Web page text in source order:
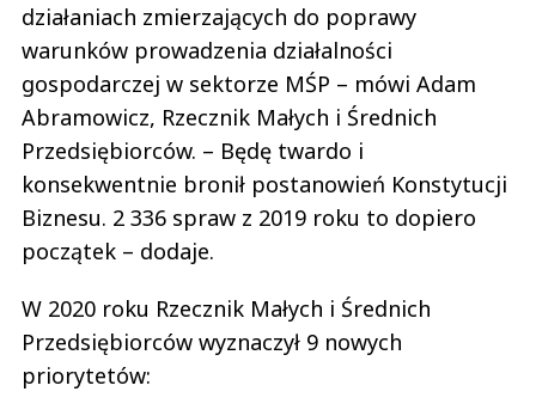
działaniach zmierzających do poprawy
warunków prowadzenia działalności
gospodarczej w sektorze MŚP – mówi Adam
Abramowicz, Rzecznik Małych i Średnich
Przedsiębiorców. – Będę twardo i
konsekwentnie bronił postanowień Konstytucji
Biznesu. 2 336 spraw z 2019 roku to dopiero
początek – dodaje.
W 2020 roku Rzecznik Małych i Średnich
Przedsiębiorców wyznaczył 9 nowych
priorytetów: